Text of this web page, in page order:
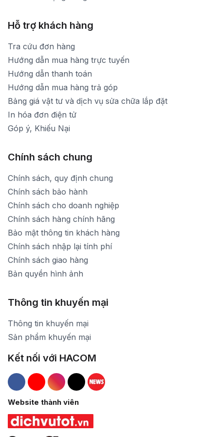
Hỗ trợ khách hàng
Tra cứu đơn hàng
Hướng dẫn mua hàng trực tuyến
Hướng dẫn thanh toán
Hướng dẫn mua hàng trả góp
Bảng giá vật tư và dịch vụ sửa chữa lắp đặt
In hóa đơn điện tử
Góp ý, Khiếu Nại
Chính sách chung
Chính sách, quy định chung
Chính sách bảo hành
Chính sách cho doanh nghiệp
Chính sách hàng chính hãng
Bảo mật thông tin khách hàng
Chính sách nhập lại tính phí
Chính sách giao hàng
Bản quyền hình ảnh
Thông tin khuyến mại
Thông tin khuyến mại
Sản phẩm khuyến mại
Kết nối với HACOM
Hacom Facebook
Hacom YouTube
Hacom Instagram
Hacom TikTok
Website thành viên